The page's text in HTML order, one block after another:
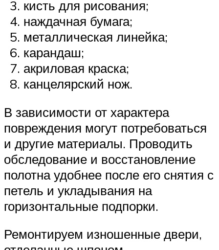
кисть для рисования;
наждачная бумага;
металлическая линейка;
карандаш;
акриловая краска;
канцелярский нож.
В зависимости от характера
повреждения могут потребоваться
и другие материалы. Проводить
обследование и восстановление
полотна удобнее после его снятия с
петель и укладывания на
горизонтальные подпорки.
Ремонтируем изношенные двери,